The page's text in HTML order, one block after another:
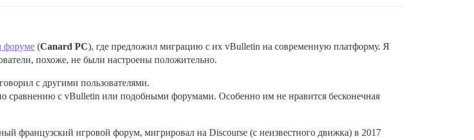
форуме (Canard PC), где предложил миграцию с их vBulletin на современную платформу. Я
похоже, не были настроены положительно.
с другими пользователями.
сравнению с vBulletin или подобными форумами. Особенно им не нравится бесконечная
французский игровой форум, мигрировал на Discourse (с неизвестного движка) в 2017